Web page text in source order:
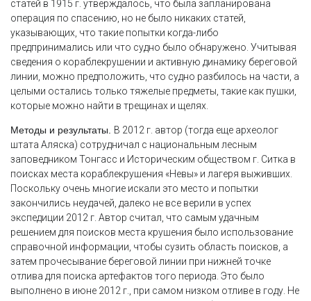
статей в 1915 г. утверждалось, что была запланирована
операция по спасению, но не было никаких статей,
указывающих, что такие попытки когда-либо
предпринимались или что судно было обнаружено. Учитывая
сведения о кораблекрушении и активную динамику береговой
линии, можно предположить, что судно разбилось на части, а
целыми остались только тяжелые предметы, такие как пушки,
которые можно найти в трещинах и щелях.
Методы и результаты. В 2012 г. автор (тогда еще археолог
штата Аляска) сотрудничал с национальным лесным
заповедником Тонгасс и Историческим обществом г. Ситка в
поисках места кораблекрушения «Невы» и лагеря выживших.
Поскольку очень многие искали это место и попытки
закончились неудачей, далеко не все верили в успех
экспедиции 2012 г. Автор считал, что самым удачным
решением для поисков места крушения было использование
справочной информации, чтобы сузить область поисков, а
затем прочесывание береговой линии при нижней точке
отлива для поиска артефактов того периода. Это было
выполнено в июне 2012 г., при самом низком отливе в году. Не